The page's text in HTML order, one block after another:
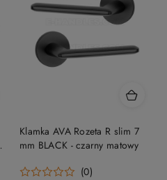
Klamka AVA Rozeta R slim 7
mm BLACK - czarny matowy
(0)